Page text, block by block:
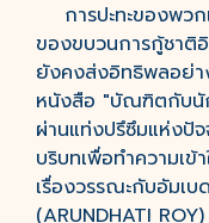
การปะทะของพวก
ของขบวนการกู้ชาติ
ยังคงส่งอิทธิพลอย่า
หนังสือ "บัณฑิตกับนั
ผ่านแท่งปรึซึมแห่งปั
บริบทเพื่อทำความเ
เรื่องวรรณะกับอัมเ
(ARUNDHATI